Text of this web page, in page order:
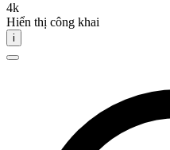
4k
Hiển thị công khai
i